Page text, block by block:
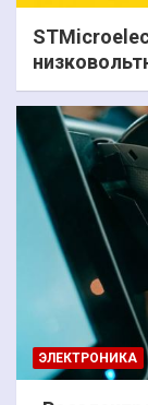
ЭЛЕКТРОНИКА